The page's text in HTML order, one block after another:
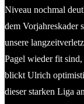
Niveau nochmal
dem Vorjahreskader
unsere
Pagel wieder fit
blickt Ulrich
dieser starken Liga